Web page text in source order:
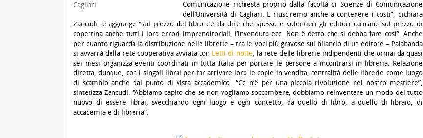
Cagliari
Comunicazione richiesta proprio dalla facoltà di Scienze di Comunicazione
dell’Università di Cagliari. E riusciremo anche a contenere i costi”, dichiara
Zancudi, e aggiunge “sul prezzo del libro c’è da dire che spesso e volentieri gli editori caricano sul prezzo di
copertina anche tutti i loro errori imprenditoriali, l’invenduto ecc. Non è detto che si debba fare così”. Anche
per quanto riguarda la distribuzione nelle librerie – tra le voci più gravose sul bilancio di un editore – Palabanda
si avvarrà della rete cooperativa avviata con Letti di notte, la rete delle librerie indipendenti che ormai da quasi
sei mesi organizza eventi coordinati in tutta Italia per portare le persone a incontrarsi in libreria. Relazione
diretta, dunque, con i singoli librai per far arrivare loro le copie in vendita, centralità delle librerie come luogo
di scambio anche dal punto di vista accademico. “Ce n’è per una piccola rivoluzione nel nostro mestiere”,
sintetizza Zancudi. “Abbiamo capito che se non vogliamo soccombere, dobbiamo reinventare un modo del tutto
nuovo di essere librai, svecchiando ogni luogo e ogni concetto, da quello di libro, a quello di libraio, di
accademia e di libreria”.